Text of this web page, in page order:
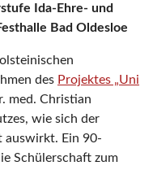
Ida-Ehre- und
Bad Oldesloe
des Projektes „Uni
med. Christian
wie sich der
auswirkt. Ein 90-
Schülerschaft zum